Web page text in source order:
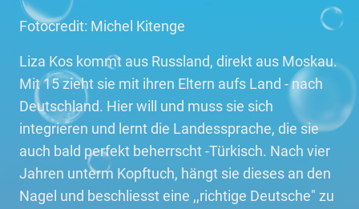
Fotocredit: Michel Kitenge
Liza Kos kommt aus Russland, direkt aus Moskau.
Mit 15 zieht sie mit ihren Eltern aufs Land - nach
Deutschland. Hier will und muss sie sich
integrieren und lernt die Landessprache, die sie
auch bald perfekt beherrscht -Türkisch. Nach vier
Jahren unterm Kopftuch, hängt sie dieses an den
Nagel und beschliesst eine ,,richtige Deutsche" zu